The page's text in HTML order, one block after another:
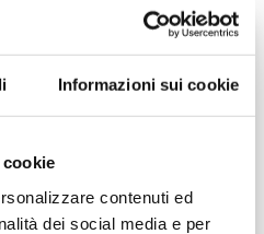
Informazioni sui cookie
contenuti ed
dei social media e per
Italiano – IRCCS